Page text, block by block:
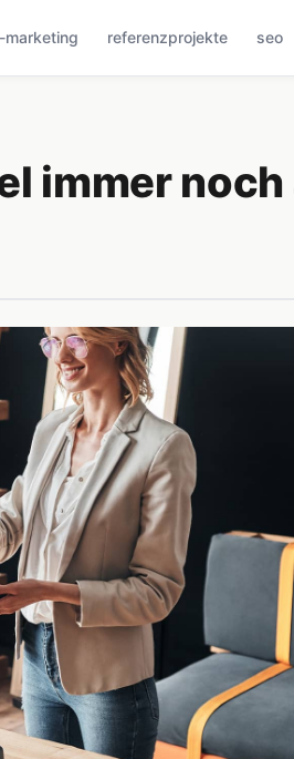
marketing referenzprojekte seo
immer